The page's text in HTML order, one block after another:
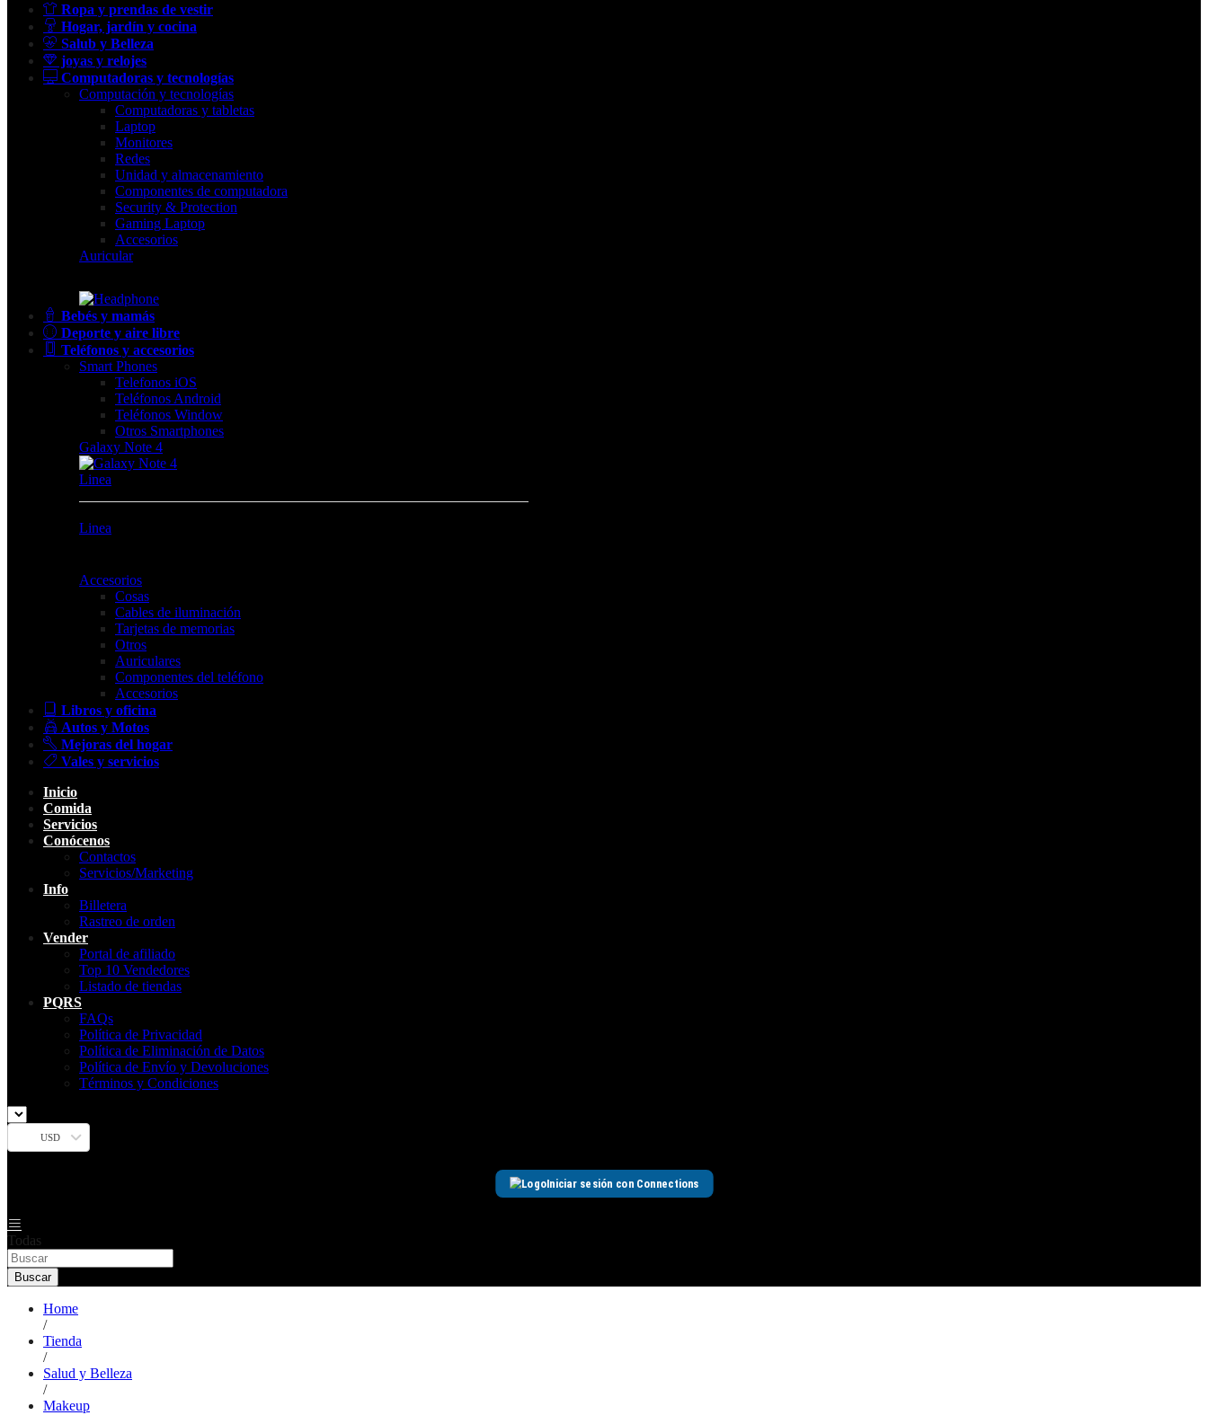
Ropa y prendas de vestir
Hogar, jardín y cocina
Salub y Belleza
joyas y relojes
Computadoras y tecnologías
Computación y tecnologías
Computadoras y tabletas
Laptop
Monitores
Redes
Unidad y almacenamiento
Componentes de computadora
Security & Protection
Gaming Laptop
Accesorios
Auricular
Bebés y mamás
Deporte y aire libre
Teléfonos y accesorios
Smart Phones
Telefonos iOS
Teléfonos Android
Teléfonos Window
Otros Smartphones
Galaxy Note 4
Linea
Linea
Accesorios
Cosas
Cables de iluminación
Tarjetas de memorias
Otros
Auriculares
Componentes del teléfono
Accesorios
Libros y oficina
Autos y Motos
Mejoras del hogar
Vales y servicios
Inicio
Comida
Servicios
Conócenos
Contactos
Servicios/Marketing
Info
Billetera
Rastreo de orden
Vender
Portal de afiliado
Top 10 Vendedores
Listado de tiendas
PQRS
FAQs
Política de Privacidad
Política de Eliminación de Datos
Política de Envío y Devoluciones
Términos y Condiciones
USD
Iniciar sesión con Connections
Todas
Buscar
Home
/
Tienda
/
Salud y Belleza
/
Makeup